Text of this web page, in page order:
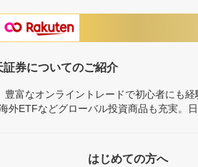
券についてのご紹介
豊富なオンライントレードで初心者にも
外ETFなどグローバル投資商品も充実。
はじめての方へ